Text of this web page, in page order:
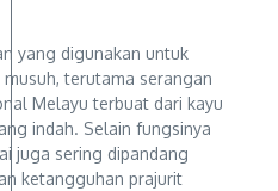
yang digunakan untuk
terutama serangan
Melayu terbuat dari kayu
indah. Selain fungsinya
juga sering dipandang
ketangguhan prajurit